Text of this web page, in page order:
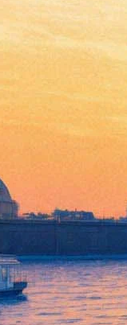
Смешная